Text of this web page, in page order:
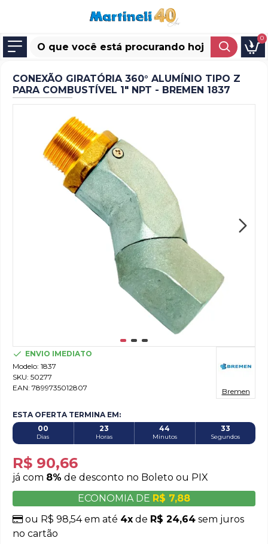
0
CONEXÃO GIRATÓRIA 360° ALUMÍNIO TIPO Z
PARA COMBUSTÍVEL 1" NPT - BREMEN 1837
ENVIO IMEDIATO
Modelo: 1837
SKU: 50277
EAN: 7899735012807 Bremen
ESTA OFERTA TERMINA EM:
00
Dias
23
Horas
44
Minutos
32
Segundos
R$ 90,66
já com 8% de desconto no Boleto ou PIX
ECONOMIA DE R$ 7,88
ou R$ 98,54 em até 4x de R$ 24,64 sem juros
no cartão